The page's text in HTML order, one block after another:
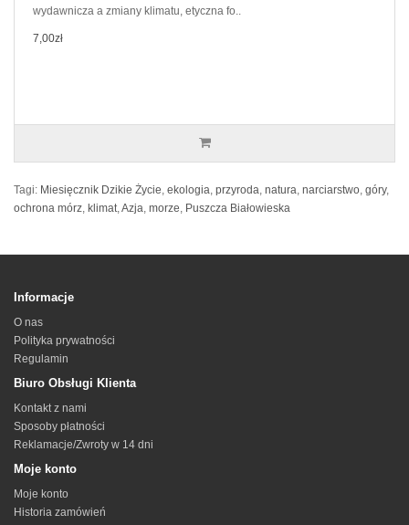
wydawnicza a zmiany klimatu, etyczna fo..
7,00zł
Tagi: Miesięcznik Dzikie Życie, ekologia, przyroda, natura, narciarstwo, góry,
ochrona mórz, klimat,Azja, morze, Puszcza Białowieska
Informacje
O nas
Polityka prywatności
Regulamin
Biuro Obsługi Klienta
Kontakt z nami
Sposoby płatności
Reklamacje/Zwroty w 14 dni
Moje konto
Moje konto
Historia zamówień